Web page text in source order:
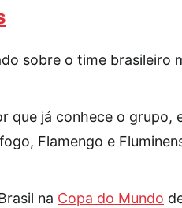
sobre o time brasileiro
que já conhece o
Flamengo e
na Copa do Mundo